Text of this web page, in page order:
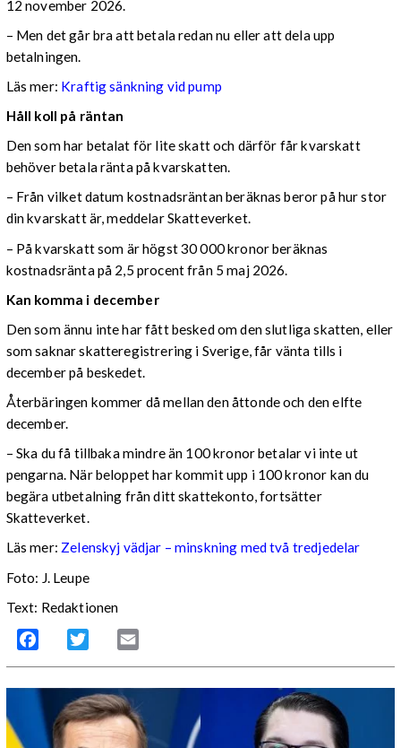
12 november 2026.
– Men det går bra att betala redan nu eller att dela upp
betalningen.
Läs mer: Kraftig sänkning vid pump
Håll koll på räntan
Den som har betalat för lite skatt och därför får kvarskatt
behöver betala ränta på kvarskatten.
– Från vilket datum kostnadsräntan beräknas beror på hur stor
din kvarskatt är, meddelar Skatteverket.
– På kvarskatt som är högst 30 000 kronor beräknas
kostnadsränta på 2,5 procent från 5 maj 2026.
Kan komma i december
Den som ännu inte har fått besked om den slutliga skatten, eller
som saknar skatteregistrering i Sverige, får vänta tills i
december på beskedet.
Återbäringen kommer då mellan den åttonde och den elfte
december.
– Ska du få tillbaka mindre än 100 kronor betalar vi inte ut
pengarna. När beloppet har kommit upp i 100 kronor kan du
begära utbetalning från ditt skattekonto, fortsätter
Skatteverket.
Läs mer: Zelenskyj vädjar – minskning med två tredjedelar
Foto: J. Leupe
Text: Redaktionen
Facebook Twitter